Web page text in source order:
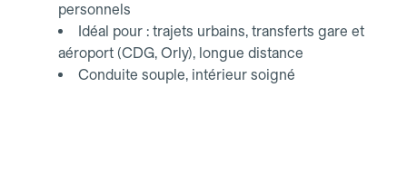
personnels
Idéal pour : trajets urbains, transferts gare et
aéroport (CDG, Orly), longue distance
Conduite souple, intérieur soigné